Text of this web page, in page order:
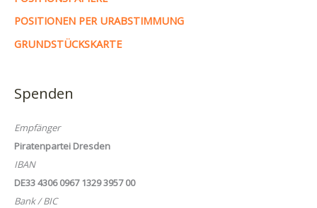
POSITIONEN PER URABSTIMMUNG
GRUNDSTÜCKSKARTE
Spenden
Empfänger
Piratenpartei Dresden
IBAN
DE33 4306 0967 1329 3957 00
Bank / BIC